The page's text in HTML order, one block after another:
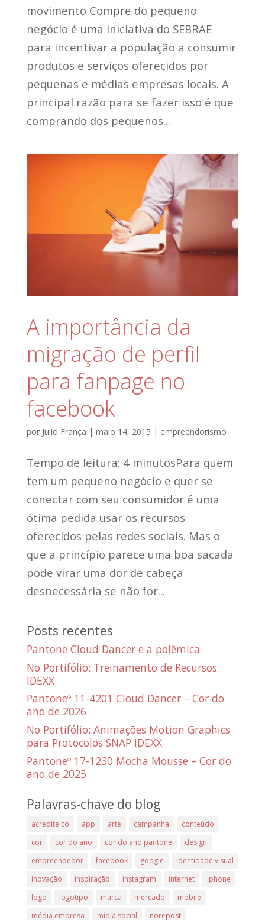
movimento Compre do pequeno
negócio é uma iniciativa do SEBRAE
para incentivar a população a consumir
produtos e serviços oferecidos por
pequenas e médias empresas locais. A
principal razão para se fazer isso é que
comprando dos pequenos...
A importância da
migração de perfil
para fanpage no
facebook
por Julio França | maio 14, 2015 | empreendorismo
Tempo de leitura: 4 minutosPara quem
tem um pequeno negócio e quer se
conectar com seu consumidor é uma
ótima pedida usar os recursos
oferecidos pelas redes sociais. Mas o
que a princípio parece uma boa sacada
pode virar uma dor de cabeça
desnecessária se não for...
Posts recentes
Pantone Cloud Dancer e a polêmica
No Portifólio: Treinamento de Recursos
IDEXX
Pantone®11-4201 Cloud Dancer – Cor do
ano de 2026
No Portifólio: Animações Motion Graphics
para Protocolos SNAP IDEXX
Pantone®17-1230 Mocha Mousse – Cor do
ano de 2025
Palavras-chave do blog
acredite.co app arte campanha
conteúdo
cor
cor do ano cor do ano pantone
design
empreendedor
facebook google
identidade visual
inovação
inspiração instagram internet
iphone
logo
logotipo marca mercado
mobile
média empresa
mídia social norepost